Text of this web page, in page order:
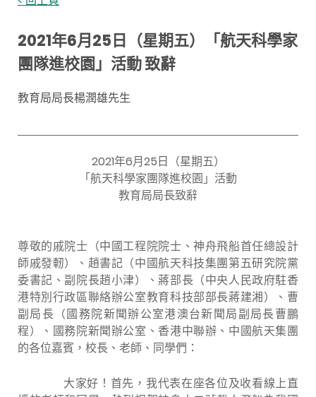
2021年6月25日（星期五）「航天科學家
團隊進校園」活動 致辭
教育局局長楊潤雄先生
2021年6月25日（星期五）
「航天科學家團隊進校園」活動
教育局局長致辭
尊敬的戚院士（中國工程院院士、神舟飛船首任總設計
師戚發軔）、趙書記（中國航天科技集團第五研究院黨
委書記、副院長趙小津）、蔣部長（中央人民政府駐香
港特別行政區聯絡辦公室教育科技部部長蔣建湘）、曹
副局長（國務院新聞辦公室港澳台新聞局副局長曹鵬
程）、國務院新聞辦公室、香港中聯辦、中國航天集團
的各位嘉賓，校長、老師、同學們：
大家好！首先，我代表在座各位及收看線上直